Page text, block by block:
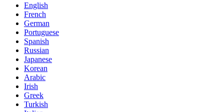
English
French
German
Portuguese
Spanish
Russian
Japanese
Korean
Arabic
Irish
Greek
Turkish